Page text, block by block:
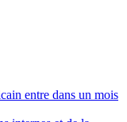
entre dans un mois